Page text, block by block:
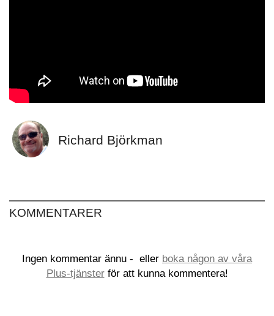
Richard Björkman
KOMMENTARER
Ingen kommentar ännu - eller boka någon av våra
Plus-tjänsterför att kunna kommentera!